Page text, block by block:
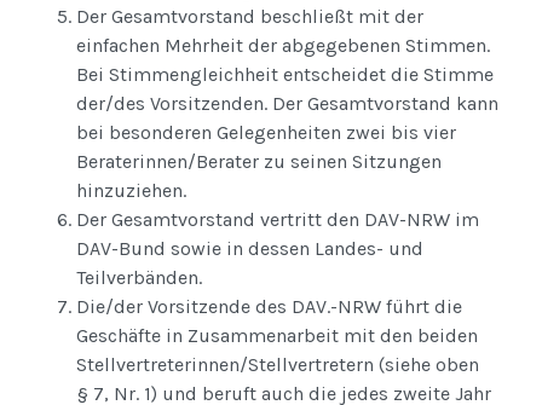
Der Gesamtvorstand beschließt mit der
einfachen Mehrheit der abgegebenen Stimmen.
Bei Stimmengleichheit entscheidet die Stimme
der/des Vorsitzenden. Der Gesamtvorstand kann
bei besonderen Gelegenheiten zwei bis vier
Beraterinnen/Berater zu seinen Sitzungen
hinzuziehen.
Der Gesamtvorstand vertritt den DAV-NRW im
DAV-Bund sowie in dessen Landes- und
Teilverbänden.
Die/der Vorsitzende des DAV.-NRW führt die
Geschäfte in Zusammenarbeit mit den beiden
Stellvertreterinnen/Stellvertretern (siehe oben
§ 7, Nr. 1) und beruft auch die jedes zweite Jahr